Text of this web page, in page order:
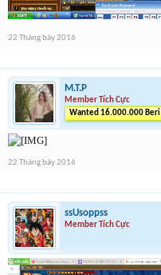
22 Tháng bảy 2016
M.T.P
Member Tích Cực
Wanted 16.000.000 Beri
22 Tháng bảy 2016
ssUsoppss
Member Tích Cực